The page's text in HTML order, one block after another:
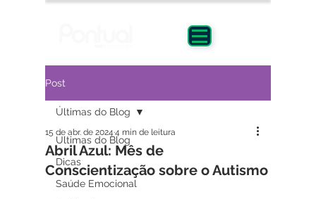
Post
Últimas do Blog
Dicas
Saúde Emocional
Últimas do Blog
Abril Azul: Mês de
Conscientização sobre o Autismo
15 de abr. de 2024 4 min de leitura